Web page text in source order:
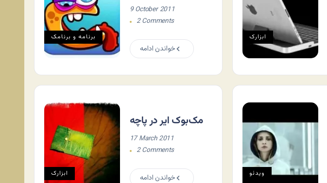
برنامه و برنامک
9 October 2011
2 Comments
خواندن ادامه
ابزارک
ابزارک
مک‌بوک ایر در پاچه
17 March 2011
2 Comments
خواندن ادامه ویدئو